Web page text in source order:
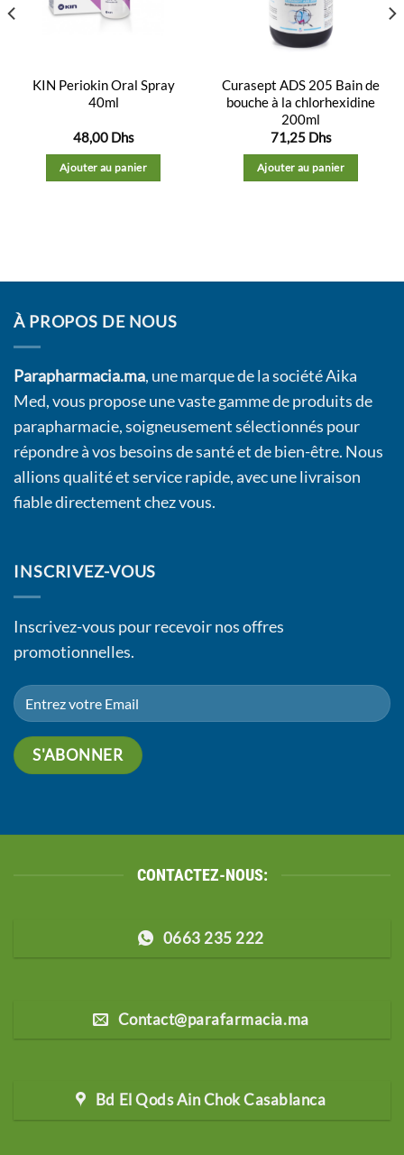
KIN Periokin Oral Spray
40ml
48,00 Dhs
Ajouter au panier
Curasept ADS 205 Bain de
bouche à la chlorhexidine
200ml
71,25 Dhs
Ajouter au panier
À PROPOS DE NOUS
Parapharmacia.ma, une marque de la société Aika
Med, vous propose une vaste gamme de produits de
parapharmacie, soigneusement sélectionnés pour
répondre à vos besoins de santé et de bien-être. Nous
allions qualité et service rapide, avec une livraison
fiable directement chez vous.
INSCRIVEZ-VOUS
Inscrivez-vous pour recevoir nos offres
promotionnelles.
CONTACTEZ-NOUS:
0663 235 222
Contact@parafarmacia.ma
Bd El Qods Ain Chok Casablanca